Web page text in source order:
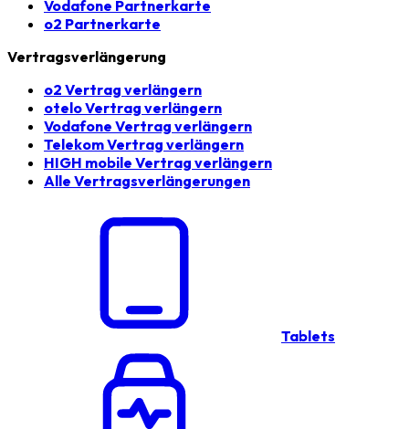
Vodafone Partnerkarte
o2 Partnerkarte
Vertragsverlängerung
o2 Vertrag verlängern
otelo Vertrag verlängern
Vodafone Vertrag verlängern
Telekom Vertrag verlängern
HIGH mobile Vertrag verlängern
Alle Vertragsverlängerungen
Tablets